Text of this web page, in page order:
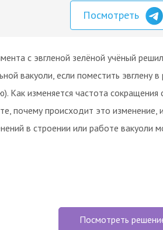
Посмотреть
с эвгленой зелёной учёный
вакуоли, если поместить эвглену
Как изменяется частота сокращения
почему происходит это изменение,
в строении или работе вакуоли
Посмотреть